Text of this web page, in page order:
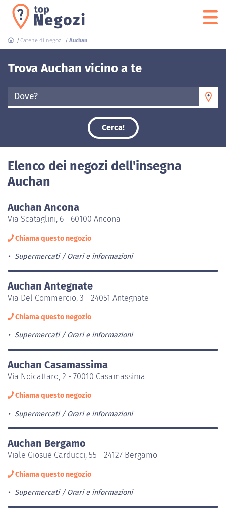
Catene di negozi Auchan
Trova Auchan vicino a te
Dove?
Cerca!
Elenco dei negozi dell'insegna
Auchan
Auchan Ancona
Via Scataglini, 6 - 60100 Ancona
Chiama questo negozio
Supermercati Orari e informazioni
Auchan Antegnate
Via Del Commercio, 3 - 24051 Antegnate
Chiama questo negozio
Supermercati Orari e informazioni
Auchan Casamassima
Via Noicattaro, 2 - 70010 Casamassima
Chiama questo negozio
Supermercati Orari e informazioni
Auchan Bergamo
Viale Giosuè Carducci, 55 - 24127 Bergamo
Chiama questo negozio
Supermercati Orari e informazioni